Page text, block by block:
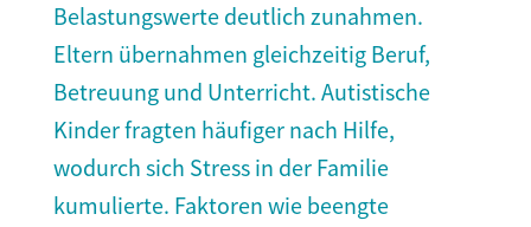
Belastungswerte deutlich zunahmen.
Eltern übernahmen gleichzeitig Beruf,
Betreuung und Unterricht. Autistische
Kinder fragten häufiger nach Hilfe,
wodurch sich Stress in der Familie
kumulierte. Faktoren wie beengte